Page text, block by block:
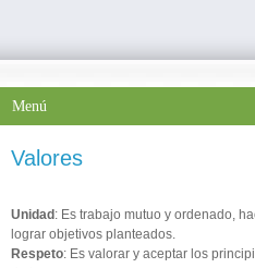
Menú
Valores
Unidad : Es trabajo mutuo y ordenado,
lograr objetivos planteados.
Respeto: Es valorar y aceptar los